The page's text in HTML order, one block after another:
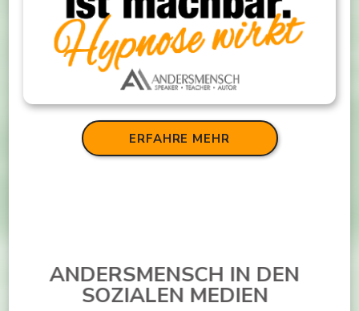
ERFAHRE MEHR
ANDERSMENSCH IN DEN
SOZIALEN MEDIEN